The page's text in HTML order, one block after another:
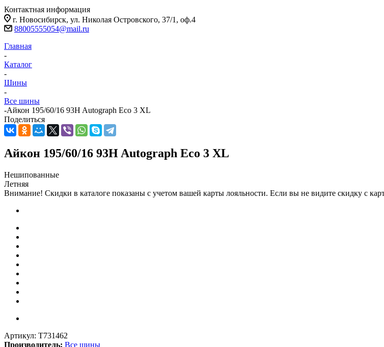
Контактная информация
г. Новосибирск, ул. Николая Островского, 37/1, оф.4
88005555054@mail.ru
Главная
-
Каталог
-
Шины
-
Все шины
-Айкон 195/60/16 93H Autograph Eco 3 XL
Поделиться
Айкон 195/60/16 93H Autograph Eco 3 XL
Нешипованные
Летняя
Внимание! Скидки в каталоге показаны с учетом вашей карты лояльности. Если вы не видите скидку с
Артикул: T731462
Производитель: Все шины